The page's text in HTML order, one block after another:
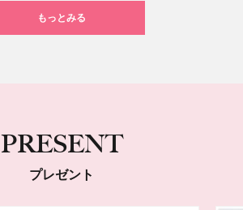
もっとみる
PRESENT
プレゼント